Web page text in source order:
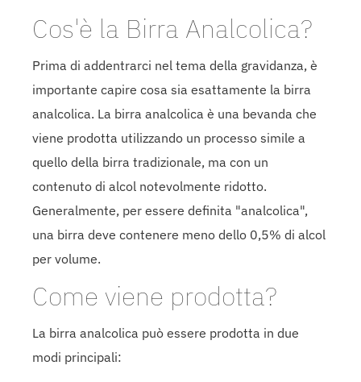
Cos'è la Birra Analcolica?
Prima di addentrarci nel tema della gravidanza, è
importante capire cosa sia esattamente la birra
analcolica. La birra analcolica è una bevanda che
viene prodotta utilizzando un processo simile a
quello della birra tradizionale, ma con un
contenuto di alcol notevolmente ridotto.
Generalmente, per essere definita "analcolica",
una birra deve contenere meno dello 0,5% di alcol
per volume.
Come viene prodotta?
La birra analcolica può essere prodotta in due
modi principali: